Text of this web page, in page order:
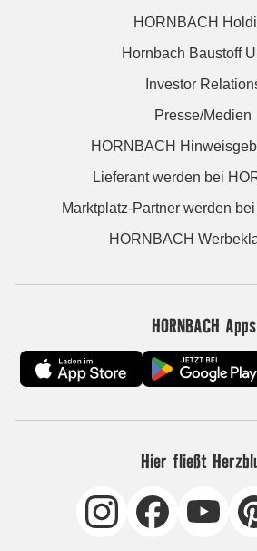
HORNBACH
Hornbach Baustoff
Investor
Presse/Medien
HORNBACH
Lieferant werden bei
Marktplatz-Partner werden
HORNBACH
HORNBACH Apps
Hier fließt